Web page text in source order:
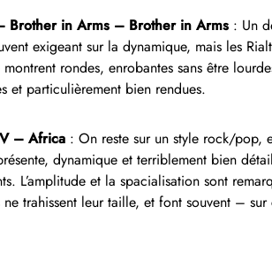
Brother in Arms – Brother in Arms : Un
exigeant sur la dynamique, mais les
montrent rondes, enrobantes sans être
et particulièrement bien rendues.
– Africa : On reste sur un style rock/pop,
dynamique et terriblement bien
L’amplitude et la spacialisation sont
ne trahissent leur taille, et font souvent –